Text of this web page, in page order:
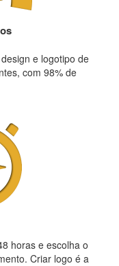
e logotipo de
com 98% de
horas e escolha o
Criar logo é a